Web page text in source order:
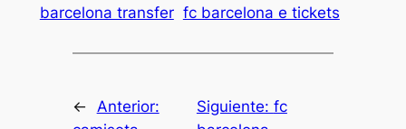
barcelona transfer fc barcelona e tickets
←
Anterior:
Siguiente: fc